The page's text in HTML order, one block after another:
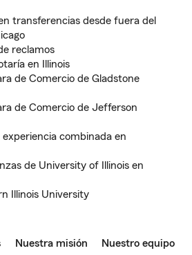
transferencias desde fuera del
reclamos
en Illinois
de Comercio de Gladstone
de Comercio de Jefferson
experiencia combinada en
de University of Illinois en
Illinois University
Nuestra misión Nuestro equipo